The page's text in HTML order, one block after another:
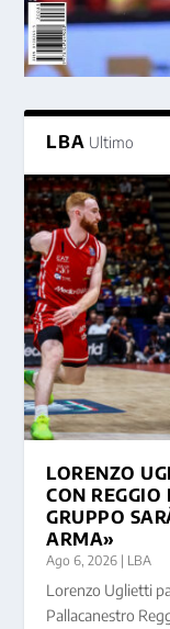
LBA Ultimo
LORENZO
CON
GRUPPO
ARMA»
Ago 6, 2026 | LBA
Lorenzo Uglietti
Pallacanestro